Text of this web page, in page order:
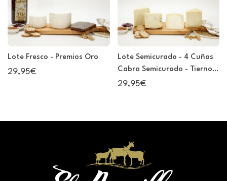
Lote Fresco - Premios Oro
29,95€
Lote Semicurado - 4 Cuñas
Cabra Semicurado - Tierno -
Trufa - Aceite de Oliva
29,95€